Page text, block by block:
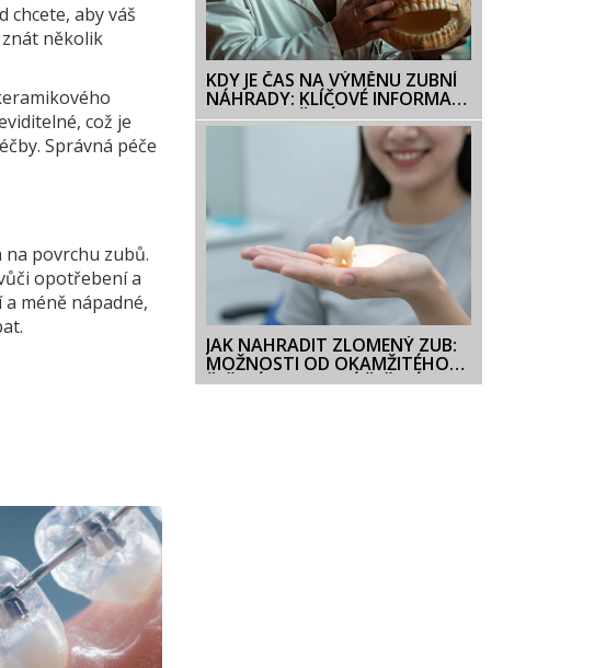
aby váš
několik
což je
Správná péče
povrchu zubů.
opotřebení a
méně nápadné,
KDY JE ČAS NA VÝMĚNU ZUBNÍ
NÁHRADY: KLÍČOVÉ INFORMACE
A DOPORUČENÍ
JAK NAHRADIT ZLOMENÝ ZUB:
MOŽNOSTI OD OKAMŽITÉHO
ŘEŠENÍ PO TRVALÉ ŘEŠENÍ